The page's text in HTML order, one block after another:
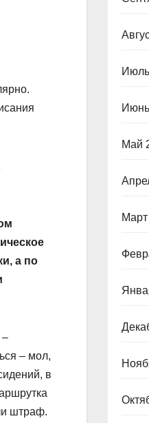
а по
–
– мол,
в
штраф.
Май